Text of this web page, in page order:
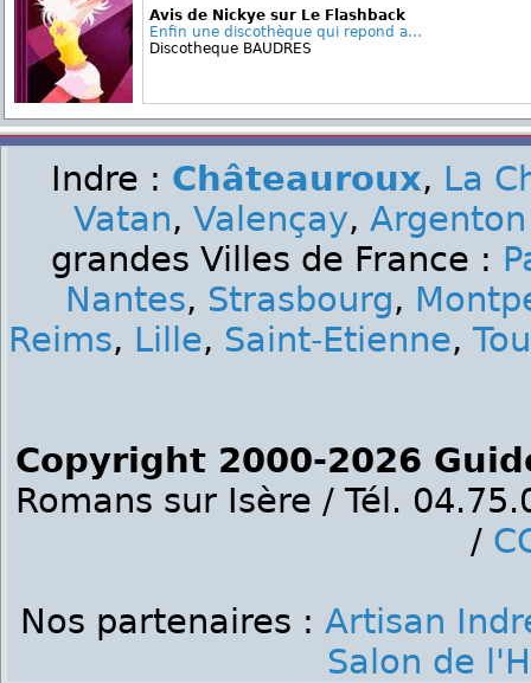
Avis de Nickye sur Le Flashback
Enfin une discothèque qui repond a...
Discotheque BAUDRES
Indre : Châteauroux, La
Vatan, Valençay,
grandes Villes de France :
Nantes, Strasbourg,
Reims, Lille, Saint-Etienne,
Copyright 2000-2026
Romans sur Isère / Tél.
/
Nos partenaires : Artisan
Salon de